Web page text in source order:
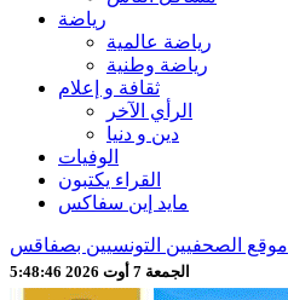
رياضة
رياضة عالمية
رياضة وطنية
ثقافة و إعلام
الرأي الآخر
دين و دنيا
الوفيات
القراء يكتبون
مايد إين سفاكس
موقع الصحفيين التونسيين بصفاقس
الجمعة 7 أوت 2026 5:48:49